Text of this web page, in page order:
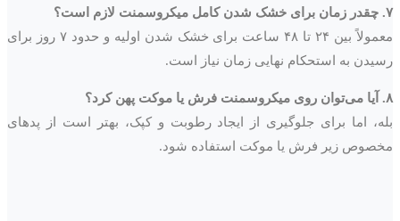
۷. چقدر زمان برای خشک شدن کامل میکروسمنت لازم است؟
معمولاً بین ۲۴ تا ۴۸ ساعت برای خشک شدن اولیه و حدود ۷ روز برای
رسیدن به استحکام نهایی زمان نیاز است.
۸. آیا می‌توان روی میکروسمنت فرش یا موکت پهن کرد؟
بله، اما برای جلوگیری از ایجاد رطوبت و کپک، بهتر است از پدهای
مخصوص زیر فرش یا موکت استفاده شود.